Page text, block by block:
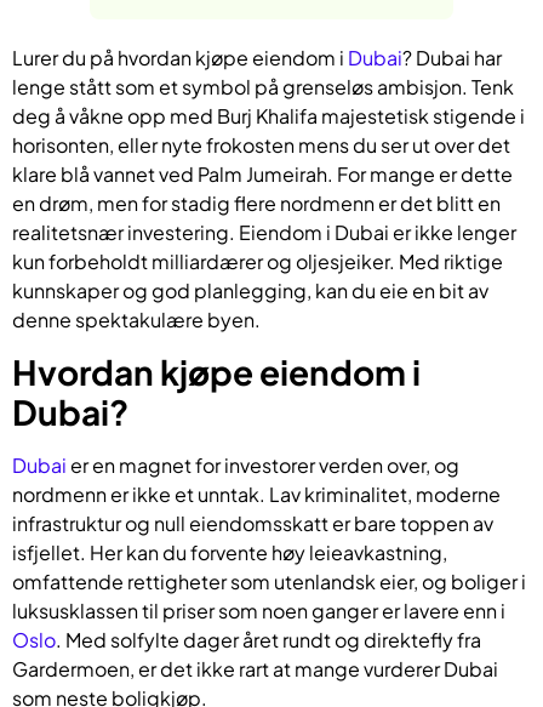
Lurer du på hvordan kjøpe eiendom i Dubai? Dubai har
lenge stått som et symbol på grenseløs ambisjon. Tenk
deg å våkne opp med Burj Khalifa majestetisk stigende i
horisonten, eller nyte frokosten mens du ser ut over det
klare blå vannet ved Palm Jumeirah. For mange er dette
en drøm, men for stadig flere nordmenn er det blitt en
realitetsnær investering. Eiendom i Dubai er ikke lenger
kun forbeholdt milliardærer og oljesjeiker. Med riktige
kunnskaper og god planlegging, kan du eie en bit av
denne spektakulære byen.
Hvordan kjøpe eiendom i
Dubai?
Dubaier en magnet for investorer verden over, og
nordmenn er ikke et unntak. Lav kriminalitet, moderne
infrastruktur og null eiendomsskatt er bare toppen av
isfjellet. Her kan du forvente høy leieavkastning,
omfattende rettigheter som utenlandsk eier, og boliger i
luksusklassen til priser som noen ganger er lavere enn i
Oslo. Med solfylte dager året rundt og direktefly fra
Gardermoen, er det ikke rart at mange vurderer Dubai
som neste boligkjøp.